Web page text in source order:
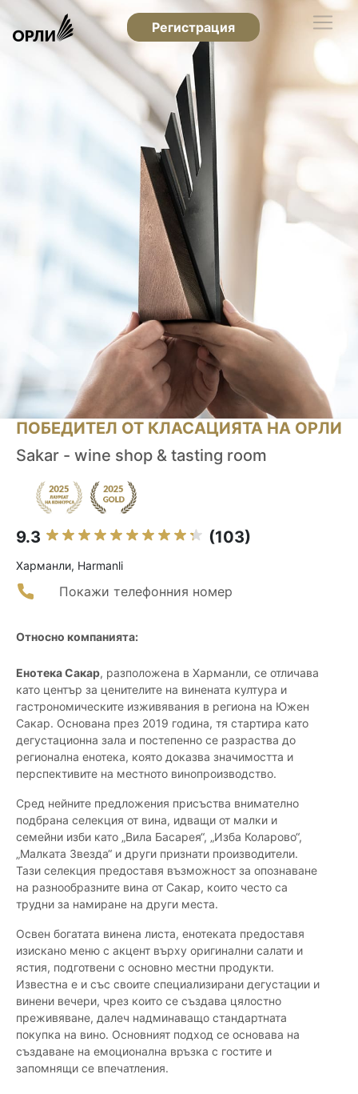
Регистрация
ПОБЕДИТЕЛ ОТ КЛАСАЦИЯТА НА ОРЛИ
Sakar - wine shop & tasting room
9.3 (103)
Харманли, Harmanli
Покажи телефонния номер
Относно компанията:
Енотека Сакар, разположена в Харманли, се отличава
като център за ценителите на винената култура и
гастрономическите изживявания в региона на Южен
Сакар. Основана през 2019 година, тя стартира като
дегустационна зала и постепенно се разраства до
регионална енотека, която доказва значимостта и
перспективите на местното винопроизводство.
Сред нейните предложения присъства внимателно
подбрана селекция от вина, идващи от малки и
семейни изби като „Вила Басарея“, „Изба Коларово“,
„Малката Звезда“ и други признати производители.
Тази селекция предоставя възможност за опознаване
на разнообразните вина от Сакар, които често са
трудни за намиране на други места.
Освен богатата винена листа, енотеката предоставя
изискано меню с акцент върху оригинални салати и
ястия, подготвени с основно местни продукти.
Известна е и със своите специализирани дегустации и
винени вечери, чрез които се създава цялостно
преживяване, далеч надминаващо стандартната
покупка на вино. Основният подход се основава на
създаване на емоционална връзка с гостите и
запомнящи се впечатления.